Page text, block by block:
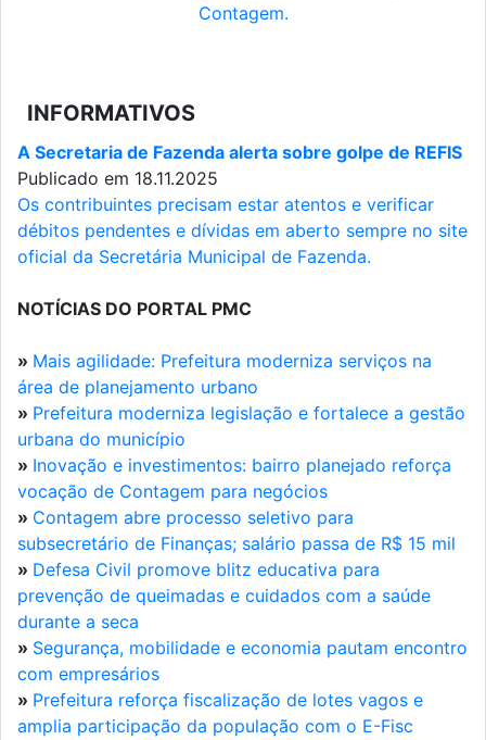
Contagem.
INFORMATIVOS
A Secretaria de Fazenda alerta sobre golpe de REFIS
Publicado em 18.11.2025
Os contribuintes precisam estar atentos e verificar
débitos pendentes e dívidas em aberto sempre no site
oficial da Secretária Municipal de Fazenda.
NOTÍCIAS DO PORTAL PMC
» Mais agilidade: Prefeitura moderniza serviços na
área de planejamento urbano
» Prefeitura moderniza legislação e fortalece a gestão
urbana do município
» Inovação e investimentos: bairro planejado reforça
vocação de Contagem para negócios
» Contagem abre processo seletivo para
subsecretário de Finanças; salário passa de R$ 15 mil
» Defesa Civil promove blitz educativa para
prevenção de queimadas e cuidados com a saúde
durante a seca
» Segurança, mobilidade e economia pautam encontro
com empresários
» Prefeitura reforça fiscalização de lotes vagos e
amplia participação da população com o E-Fisc